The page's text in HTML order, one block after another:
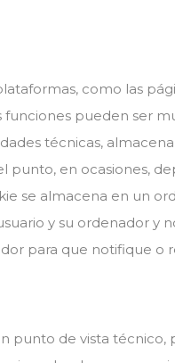
como las
pueden ser
técnicas,
punto, en ocasiones,
se almacena en un
y su ordenador
para que notifique o
punto de vista